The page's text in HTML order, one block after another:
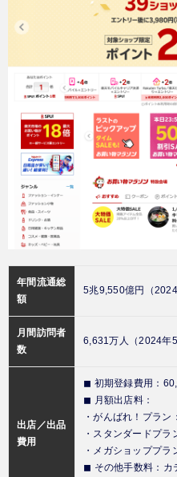
年間流通総
額
5兆9,550億円（2024
月間訪問者
数
6,631万人（2024年5
出店／出品
費用
◼︎ 初期登録費用：
◼︎ 月額出店料：
・がんばれ！プラン
・スタンダードプラ
・メガショッププラ
◼︎ その他手数料：カ